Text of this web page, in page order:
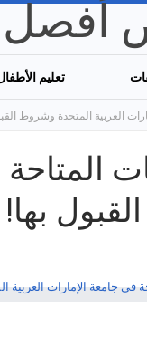
تعليم
العربية المتحدة وشروط
بها!